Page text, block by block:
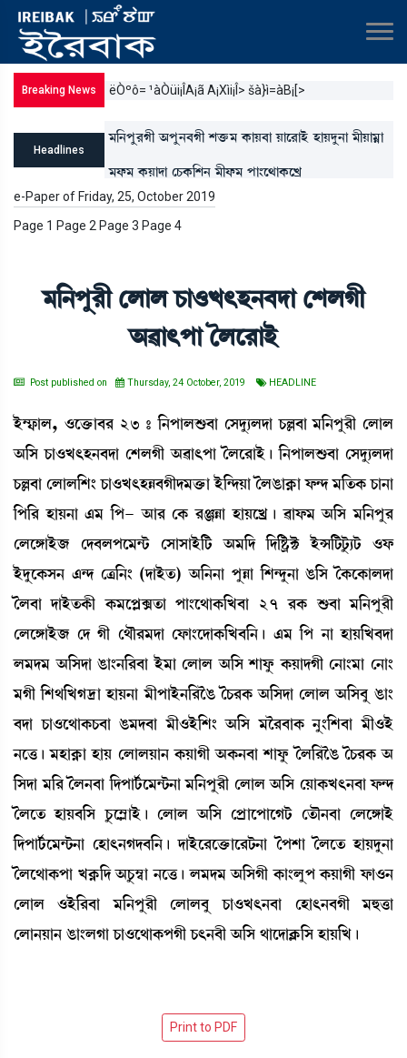
Breaking News ëÒºô= ¹àÒüi¡ÎA¡ã A¡Xìi¡Î> šà}ì=àB¡[>
Headlines
³[>šå¹Kã "šå>¤Kã Åv¡û¡³ A¡àÚ¤à Úàì¹àÒü ÒàÚƒå>à ³ãÚà³¥à
³ó¡³ A¡Úàƒà ëW¡A¡[Å> ³ãó¡³ šà}ì=àA¡ìJø
e-Paper of Friday, 25, October 2019
Page 1 Page 2 Page 3 Page 4
³[>šå¹ã ëºàº W¡à*J;Ò>¤ƒà ëÅºKã
"¯à;šà íºì¹àÒü
Post published on Thursday, 24 October, 2019 HEADLINE
Òü´£¡àº, *ìv¡û¡à¤¹ 23 – [>šàºÇ¡¤à ëÎƒå¸ºƒà W¡À¤à ³[>šå¹ã ëºàº
"[Î W¡à*J;Ò>¤ƒà ëÅºKã "¯à;šà íºì¹àÒü¡ú [>šàºÇ¡¤à ëÎƒå¸ºƒà
W¡À¤à ëºàº[Å} W¡à*J;ÒÄ¤Kãƒ³v¡û¡à Òü[@ƒÚà íºR¡àA¥¡à ó¡@ƒ ³[t¡A¡ W¡à>à
[š[¹ ÒàÚ>à &³ [š- "à¹ ëA¡ ¹gÄà ÒàÚìJø¡ú ¯àó¡³ "[Î ³[>šå¹
ëºìUàÒü\ ëƒ¤ºšì³@i¡ ëÎàÎàÒü[i¡ "³[ƒ [ƒ[Ê¡öC¡ ÒüX[i¡iå¡¸i¡ *ó¡
ÒüƒåìA¡Î> &@ƒ ëy[>} (ƒàÒüt¡) "[>>à šåÄà [Å@ƒå>à R¡[Î íA¡ìA¡àºƒà
íº¤à ƒàÒüt¡A¡ã A¡³ìšÃGt¡à šà}ì=àA¡[J¤à 27 ¹A¡ Ç¡¤à ³[>šå¹ã
ëºìUàÒü\ ëƒ Kã ë=ï¹³ƒà ëó¡à}ìƒàA¡[J¤[>¡ú &³ [š >à ÒàÚ[J¤ƒà
º³ƒ³ "[Îƒà R¡à}>[¹¤à Òü³à ëºàº "[Î Åàóå¡ A¡ÚàƒKã ë>à}³à ë>à}
³Kã [Å=[JK‰à ÒàÚ>à ³ãšàÒü>[¹îR¡ íW¡¹A¡ "[Îƒà ëºàº "[Î¤å R¡à}
¤ƒà W¡à*ì=àA¡W¡¤à R¡³ƒ¤à ³ã*Òü[Å} "[Î ³î¹¤àA¡ >å}[Å¤à ³ã*Òü
>ìv¡¡ú ³ÒàA¥¡à ÒàÚ ëºàºÚà> A¡ÚàKã "A¡>¤à Åàóå¡ íº[¹îR¡ íW¡¹A¡ "
[Îƒà ³[¹ íº>¤à [ƒšài¢¡ì³@i¡>à ³[>šå¹ã ëºàº "[Î ëÚàA¡J;>¤à ó¡@ƒ
íºìt¡ ÒàÚ¤[Î Wå¡ì´ÃàÒü¡ú ëºàº "[Î ëšøàìšàìKi¡ ët¡ï>¤à ëºìUàÒü
[ƒšài¢¡ì³@i¡>à ëÒà;>Kƒ¤[>¡ú ƒàÒüì¹ìv¡û¡àì¹i¡>à íšÅà íºìt¡ ÒàÚƒå>à
íºì=àA¡šà JA¥¡[ƒ "Wå¡´¬à >ìv¡¡ú º³ƒ³ "[ÎKã A¡à}ºåš A¡ÚàKã ó¡à*>
ëºàº *Òü[¹¤à ³[>šå¹ã ëºàº¤å W¡à*J;>¤à ëÒà;>¤Kã ³×v¡à
ëºà>Úà> R¡à}ºKà W¡à*ì=àA¡šKã W¡;>¤ã "[Î =àìƒàAÃ¡[Î ÒàÚ[J¡ú